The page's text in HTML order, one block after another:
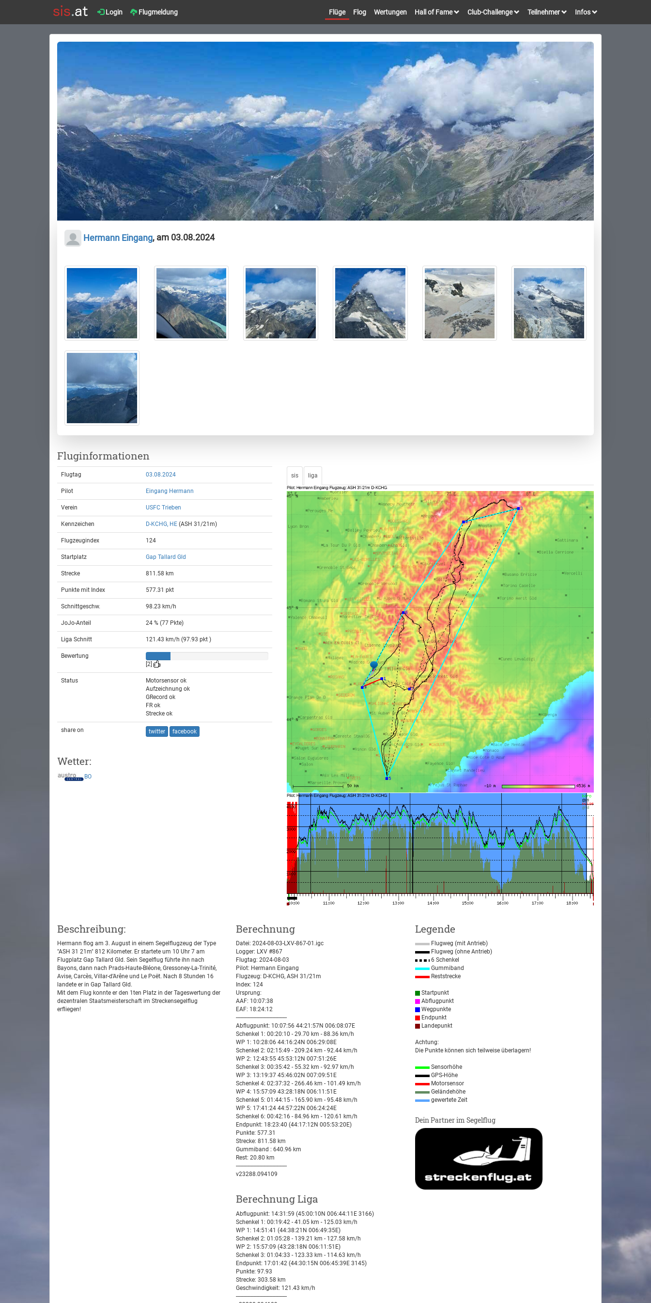
Login Flugmeldung Flüge Flog Wertungen Hall of Fame Club-Challenge Teilnehmer Infos
Hermann Eingang, am 03.08.2024
Fluginformationen
Flugtag 03.08.2024
Pilot Eingang Hermann
Verein USFC Trieben
Kennzeichen D-KCHG, HE (ASH 31/21m)
Flugzeugindex 124
Startplatz Gap Tallard Gld
Strecke 811.58 km
Punkte mit Index 577.31 pkt
Schnittgeschw. 98.23 km/h
JoJo-Anteil 24 % (77 Pkte)
Liga Schnitt 121.43 km/h (97.93 pkt )
Bewertung
[2]
Status
Motorsensor ok
Aufzeichnung ok
GRecord ok
FR ok
Strecke ok
share on twitter facebook
Wetter:
BO
sis liga
Beschreibung:
Hermann flog am 3. August in einem Segelflugzeug der Type
"ASH 31 21m" 812 Kilometer. Er startete um 10 Uhr 7 am
Flugplatz Gap Tallard Gld. Sein Segelflug führte ihn nach
Bayons, dann nach Prads-Haute-Bléone, Gressoney-La-Trinité,
Avise, Carcès, Villar-d’Arêne und Le Poët. Nach 8 Stunden 16
landete er in Gap Tallard Gld.
Mit dem Flug konnte er den 1ten Platz in der Tageswertung der
dezentralen Staatsmeisterschaft im Streckensegelflug
erfliegen!
Berechnung
Datei: 2024-08-03-LXV-867-01.igc
Logger: LXV #867
Flugtag: 2024-08-03
Pilot: Hermann Eingang
Flugzeug: D-KCHG, ASH 31/21m
Index: 124
Ursprung:
AAF: 10:07:38
EAF: 18:24:12
-----------------------------------
Abflugpunkt: 10:07:56 44:21:57N 006:08:07E
Schenkel 1: 00:20:10 - 29.70 km - 88.36 km/h
WP 1: 10:28:06 44:16:24N 006:29:08E
Schenkel 2: 02:15:49 - 209.24 km - 92.44 km/h
WP 2: 12:43:55 45:53:12N 007:51:26E
Schenkel 3: 00:35:42 - 55.32 km - 92.97 km/h
WP 3: 13:19:37 45:46:02N 007:09:51E
Schenkel 4: 02:37:32 - 266.46 km - 101.49 km/h
WP 4: 15:57:09 43:28:18N 006:11:51E
Schenkel 5: 01:44:15 - 165.90 km - 95.48 km/h
WP 5: 17:41:24 44:57:22N 006:24:24E
Schenkel 6: 00:42:16 - 84.96 km - 120.61 km/h
Endpunkt: 18:23:40 (44:17:12N 005:53:20E)
Punkte: 577.31
Strecke: 811.58 km
Gummiband : 640.96 km
Rest: 20.80 km
-----------------------------------
v23288.094109
Berechnung Liga
Abflugpunkt: 14:31:59 (45:00:10N 006:44:11E 3166)
Schenkel 1: 00:19:42 - 41.05 km - 125.03 km/h
WP 1: 14:51:41 (44:38:21N 006:49:35E)
Schenkel 2: 01:05:28 - 139.21 km - 127.58 km/h
WP 2: 15:57:09 (43:28:18N 006:11:51E)
Schenkel 3: 01:04:33 - 123.33 km - 114.63 km/h
Endpunkt: 17:01:42 (44:30:15N 006:45:39E 3145)
Punkte: 97.93
Strecke: 303.58 km
Geschwindigkeit: 121.43 km/h
-----------------------------------
Legende
Flugweg (mit Antrieb)
Flugweg (ohne Antrieb)
6 Schenkel
Gummiband
Reststrecke
Startpunkt
Abflugpunkt
Wegpunkte
Endpunkt
Landepunkt
Achtung:
Die Punkte können sich teilweise überlagern!
Sensorhöhe
GPS-Höhe
Motorsensor
Geländehöhe
gewertete Zeit
Dein Partner im Segelflug